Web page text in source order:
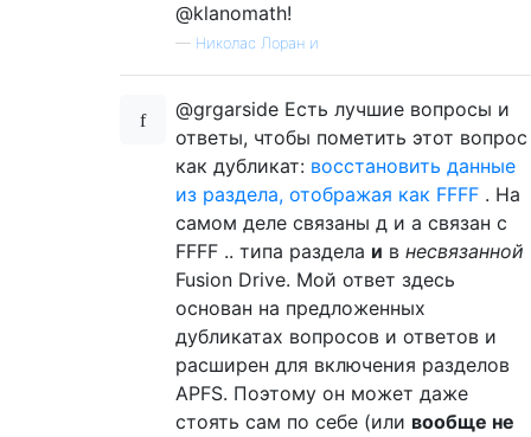
@klanomath!
— Николас Лоран и
@grgarside Есть лучшие вопросы и
ответы, чтобы пометить этот вопрос
как дубликат: восстановить данные
из раздела, отображая как FFFF . На
самом деле связаны д и а связан с
FFFF .. типа раздела и в несвязанной
Fusion Drive. Мой ответ здесь
основан на предложенных
дубликатах вопросов и ответов и
расширен для включения разделов
APFS. Поэтому он может даже
стоять сам по себе (или вообще не